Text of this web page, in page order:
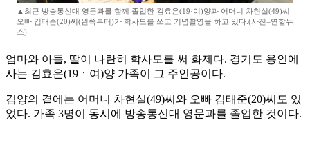
▲최근 방송통신대 영문과를 함께 졸업한 김효은(19·여)양과 어머니 차현실(49)씨
오빠 김태준(20)씨(왼쪽부터)가 학사모를 쓰고 기념촬영을 하고 있다.(사진=연합뉴
스)
엄마와 아들, 딸이 나란히 학사모를 써 화제다. 경기도 용인에
사는 김효은(19ㆍ여)양 가족이 그 주인공이다.
김양의 곁에는 어머니 차현실(49)씨와 오빠 김태준(20)씨도 있
었다. 가족 3명이 동시에 방송통신대 영문과를 졸업한 것이다.